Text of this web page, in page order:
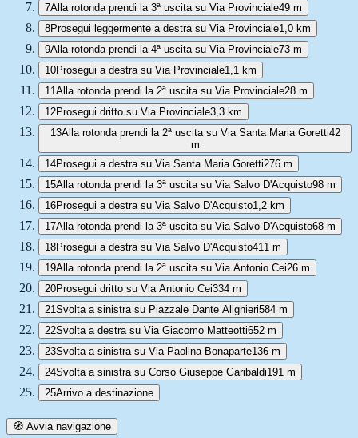
7Alla rotonda prendi la 3ª uscita su Via Provinciale49 m
8Prosegui leggermente a destra su Via Provinciale1,0 km
9Alla rotonda prendi la 4ª uscita su Via Provinciale73 m
10Prosegui a destra su Via Provinciale1,1 km
11Alla rotonda prendi la 2ª uscita su Via Provinciale28 m
12Prosegui dritto su Via Provinciale3,3 km
13Alla rotonda prendi la 2ª uscita su Via Santa Maria Goretti42
m
14Prosegui a destra su Via Santa Maria Goretti276 m
15Alla rotonda prendi la 3ª uscita su Via Salvo D'Acquisto98 m
16Prosegui a destra su Via Salvo D'Acquisto1,2 km
17Alla rotonda prendi la 3ª uscita su Via Salvo D'Acquisto68 m
18Prosegui a destra su Via Salvo D'Acquisto411 m
19Alla rotonda prendi la 2ª uscita su Via Antonio Cei26 m
20Prosegui dritto su Via Antonio Cei334 m
21Svolta a sinistra su Piazzale Dante Alighieri584 m
22Svolta a destra su Via Giacomo Matteotti652 m
23Svolta a sinistra su Via Paolina Bonaparte136 m
24Svolta a sinistra su Corso Giuseppe Garibaldi191 m
25Arrivo a destinazione
🧭 Avvia navigazione